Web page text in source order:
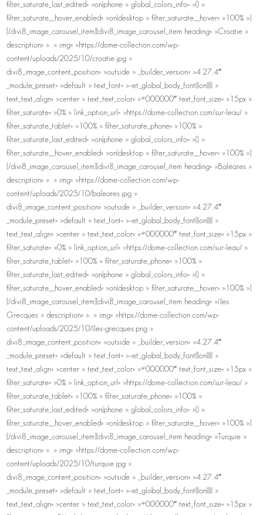
filter_saturate_last_edited= »on|phone » global_colors_info= »{} »
filter_saturate__hover_enabled= »on|desktop » filter_saturate__hover= »100% »]
[/divi8_image_carousel_item][divi8_image_carousel_item heading= »Croatie »
description= ». » img= »https://dome-collection.com/wp-
content/uploads/2025/10/croatie.jpg »
divi8_image_content_position= »outside » _builder_version= »4.27.4″
_module_preset= »default » text_font= »–et_global_body_font|||on||||| »
text_text_align= »center » text_text_color= »#000000″ text_font_size= »15px »
filter_saturate= »0% » link_option_url= »https://dome-collection.com/sur-leau/ »
filter_saturate_tablet= »100% » filter_saturate_phone= »100% »
filter_saturate_last_edited= »on|phone » global_colors_info= »{} »
filter_saturate__hover_enabled= »on|desktop » filter_saturate__hover= »100% »]
[/divi8_image_carousel_item][divi8_image_carousel_item heading= »Baléares »
description= ». » img= »https://dome-collection.com/wp-
content/uploads/2025/10/baleares.jpg »
divi8_image_content_position= »outside » _builder_version= »4.27.4″
_module_preset= »default » text_font= »–et_global_body_font|||on||||| »
text_text_align= »center » text_text_color= »#000000″ text_font_size= »15px »
filter_saturate= »0% » link_option_url= »https://dome-collection.com/sur-leau/ »
filter_saturate_tablet= »100% » filter_saturate_phone= »100% »
filter_saturate_last_edited= »on|phone » global_colors_info= »{} »
filter_saturate__hover_enabled= »on|desktop » filter_saturate__hover= »100% »]
[/divi8_image_carousel_item][divi8_image_carousel_item heading= »îles
Grecques » description= ». » img= »https://dome-collection.com/wp-
content/uploads/2025/10/Iles-grecques.png »
divi8_image_content_position= »outside » _builder_version= »4.27.4″
_module_preset= »default » text_font= »–et_global_body_font|||on||||| »
text_text_align= »center » text_text_color= »#000000″ text_font_size= »15px »
filter_saturate= »0% » link_option_url= »https://dome-collection.com/sur-leau/ »
filter_saturate_tablet= »100% » filter_saturate_phone= »100% »
filter_saturate_last_edited= »on|phone » global_colors_info= »{} »
filter_saturate__hover_enabled= »on|desktop » filter_saturate__hover= »100% »]
[/divi8_image_carousel_item][divi8_image_carousel_item heading= »Turquie »
description= ». » img= »https://dome-collection.com/wp-
content/uploads/2025/10/turquie.jpg »
divi8_image_content_position= »outside » _builder_version= »4.27.4″
_module_preset= »default » text_font= »–et_global_body_font|||on||||| »
text_text_align= »center » text_text_color= »#000000″ text_font_size= »15px »